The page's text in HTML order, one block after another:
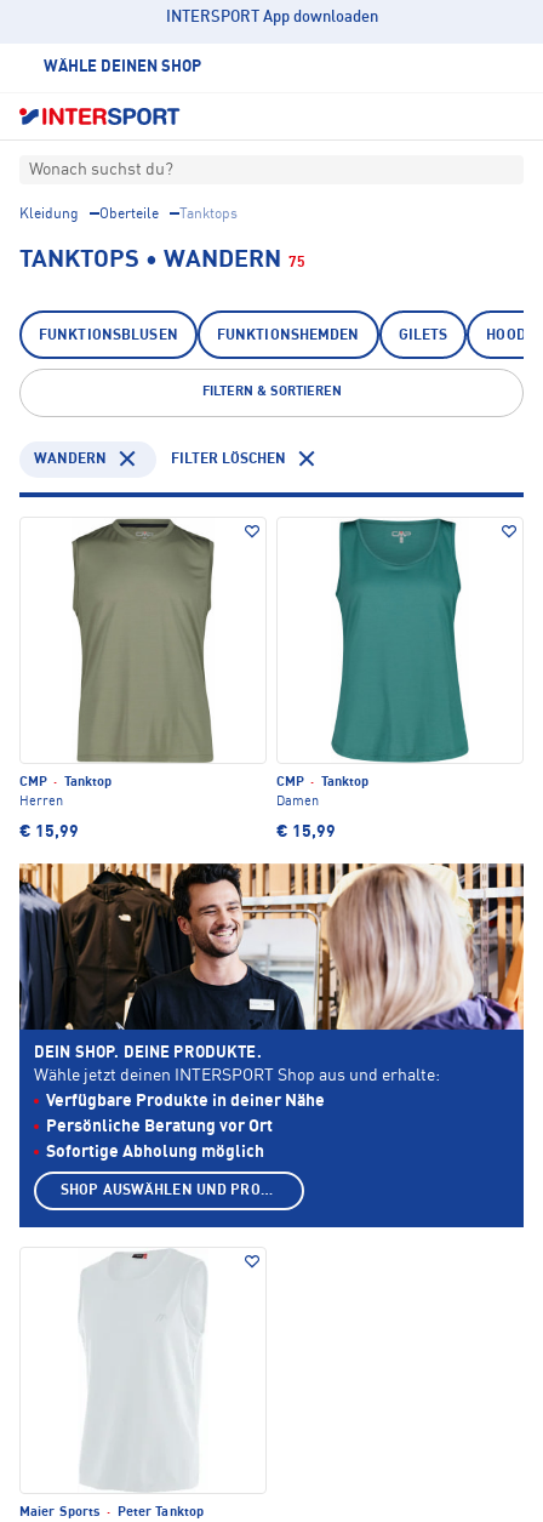
INTERSPORT App downloaden
WÄHLE DEINEN SHOP
Wonach suchst du?
Kleidung Oberteile Tanktops
TANKTOPS • WANDERN 75
FUNKTIONSBLUSEN FUNKTIONSHEMDEN GILETS
FILTERN & SORTIEREN
WANDERN FILTER LÖSCHEN
CMP ·
Tanktop
Herren
€ 15,99
CMP ·
Tanktop
Damen
€ 15,99
Maier Sports ·
Peter Tanktop
DEIN SHOP. DEINE PRODUKTE.
Wähle jetzt deinen INTERSPORT Shop aus und erhalte:
Verfügbare Produkte in deiner Nähe
Persönliche Beratung vor Ort
Sofortige Abholung möglich
SHOP AUSWÄHLEN UND PRODUKTE ANZEIGEN